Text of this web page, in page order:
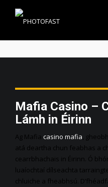
Mafia Casino –
Lámh in Éirinn
Ag Mafia casino mafia,
atá deartha chun feabhas a
cearrbhachais in Éirinn. Ó
luaíochtaí dílseachta
chluiche a fheabhsú.